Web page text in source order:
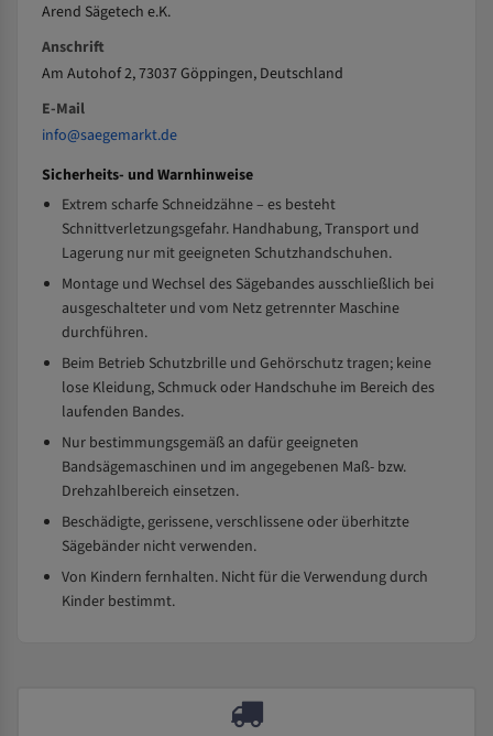
Arend Sägetech e.K.
Anschrift
Am Autohof 2, 73037 Göppingen, Deutschland
E-Mail
info@saegemarkt.de
Sicherheits- und Warnhinweise
Extrem scharfe Schneidzähne – es besteht
Schnittverletzungsgefahr. Handhabung, Transport und
Lagerung nur mit geeigneten Schutzhandschuhen.
Montage und Wechsel des Sägebandes ausschließlich bei
ausgeschalteter und vom Netz getrennter Maschine
durchführen.
Beim Betrieb Schutzbrille und Gehörschutz tragen; keine
lose Kleidung, Schmuck oder Handschuhe im Bereich des
laufenden Bandes.
Nur bestimmungsgemäß an dafür geeigneten
Bandsägemaschinen und im angegebenen Maß- bzw.
Drehzahlbereich einsetzen.
Beschädigte, gerissene, verschlissene oder überhitzte
Sägebänder nicht verwenden.
Von Kindern fernhalten. Nicht für die Verwendung durch
Kinder bestimmt.